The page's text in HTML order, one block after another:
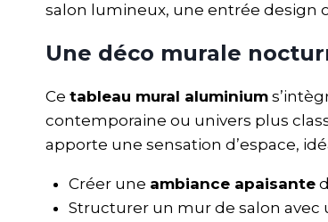
salon lumineux, une entrée design
Une déco murale
Ce tableau mural aluminium
contemporaine ou univers plus
apporte une sensation d’espace,
Créer une ambiance apaisante
Structurer un mur de salon avec